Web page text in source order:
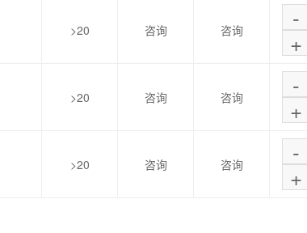
>20 咨询 咨询
-
+
>20 咨询 咨询
-
+
>20 咨询 咨询
-
+